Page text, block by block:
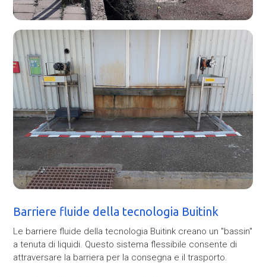
Barriere fluide della tecnologia Buitink
Le barriere fluide della tecnologia Buitink creano un "bassin"
a tenuta di liquidi. Questo sistema flessibile consente di
attraversare la barriera per la consegna e il trasporto.